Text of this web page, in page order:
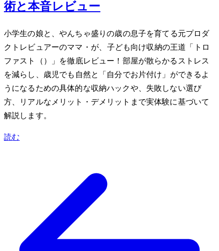
術と本音レビュー
小学生の娘と、やんちゃ盛りの3歳の息子を育てる元プロダ
クトレビュアーのママ・Mioが、子ども向け収納の王道「IKEA トロ
ファスト（TROFAST）」を徹底レビュー！部屋が散らかるストレス
を減らし、3歳児でも自然と「自分でお片付け」ができるよ
うになるための具体的な収納ハックや、失敗しない選び
方、リアルなメリット・デメリットまで実体験に基づいて
解説します。
読む